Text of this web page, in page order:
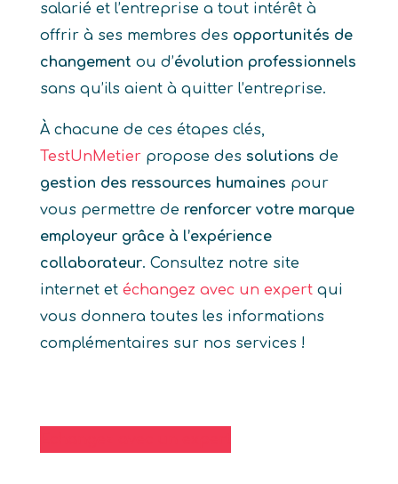
salarié et l’entreprise a tout intérêt à
offrir à ses membres des opportunités de
changement ou d’évolution professionnels
sans qu’ils aient à quitter l’entreprise.
À chacune de ces étapes clés,
TestUnMetierpropose des solutions de
gestion des ressources humaines pour
vous permettre de renforcer votre marque
employeur grâce à l’expérience
collaborateur. Consultez notre site
internet et échangez avec un expertqui
vous donnera toutes les informations
complémentaires sur nos services !